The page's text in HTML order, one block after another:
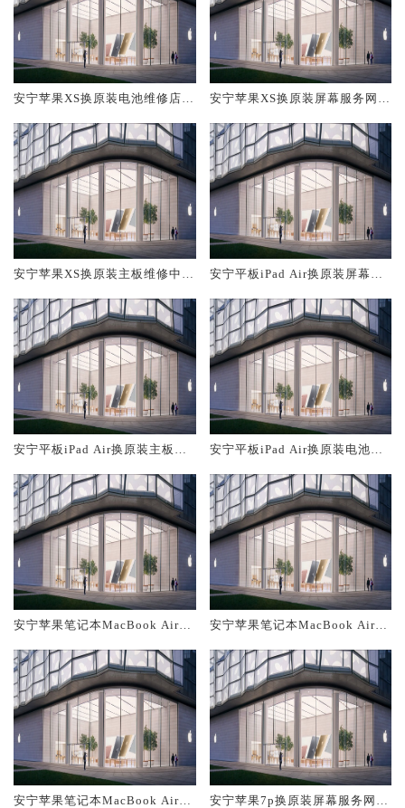
安宁苹果XS换原装电池维修店大
安宁苹果XS换原装屏幕服务网点
安宁苹果XS换原装主板维修中心
安宁平板iPad Air换原装屏幕服
安宁平板iPad Air换原装主板维
安宁平板iPad Air换原装电池维
安宁苹果笔记本MacBook Air换
安宁苹果笔记本MacBook Air换
安宁苹果笔记本MacBook Air换
安宁苹果7p换原装屏幕服务网点